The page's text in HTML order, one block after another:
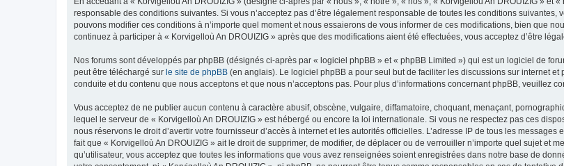
responsable des conditions suivantes. Si vous n’acceptez pas d’être légalement responsable de toutes les conditions
pouvons modifier ces conditions à n’importe quel moment et nous essaierons de vous informer de ces modifications, bien que
continuez à participer à « Korvigelloù An DROUIZIG » après que des modifications aient été effectuées, vous acceptez d’être
Nos forums sont développés par phpBB (désignés ci-après par « logiciel phpBB » et « phpBB Limited ») qui est un logiciel de
peut être téléchargé sur le site de phpBB (en anglais). Le logiciel phpBB a pour seul but de faciliter les discussions sur internet
conduite et du contenu que nous acceptons et que nous n’acceptons pas. Pour plus d’informations concernant phpBB, veuillez
Vous acceptez de ne publier aucun contenu à caractère abusif, obscène, vulgaire, diffamatoire, choquant, menaçant,
lequel le serveur de « Korvigelloù An DROUIZIG » est hébergé ou encore la loi internationale. Si vous ne respectez pas ces
nous réservons le droit d’avertir votre fournisseur d’accès à internet et les autorités officielles. L’adresse IP de tous les
fait que « Korvigelloù An DROUIZIG » ait le droit de supprimer, de modifier, de déplacer ou de verrouiller n’importe quel sujet et
qu’utilisateur, vous acceptez que toutes les informations que vous avez renseignées soient enregistrées dans notre base de